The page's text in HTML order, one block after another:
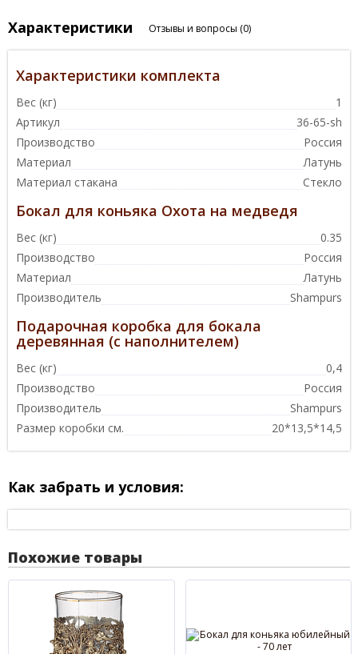
Характеристики Отзывы и вопросы (0)
Характеристики комплекта
Вес (кг)
1
Артикул
36-65-sh
Производство
Россия
Материал
Латунь
Материал стакана
Стекло
Бокал для коньяка Охота на медведя
Вес (кг)
0.35
Производство
Россия
Материал
Латунь
Производитель
Shampurs
Подарочная коробка для бокала
деревянная (с наполнителем)
Вес (кг)
0,4
Производство
Россия
Производитель
Shampurs
Размер коробки см.
20*13,5*14,5
Как забрать и условия:
Похожие товары